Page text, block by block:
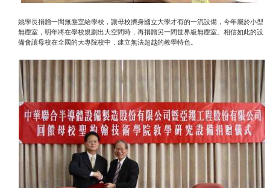
姚學長捐贈一間無塵室給學校，讓母校擠身國立大學才有的一流設備，今年屬於小型
無塵室，明年將在學校規劃出大空間時，再捐贈另一間世界級無塵室。相信如此的設
備會讓母校在全國的大專院校中，建立無法超越的教學特色。